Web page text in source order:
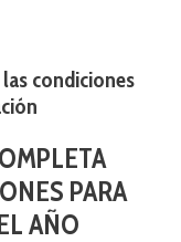
condiciones
PARA
AÑO